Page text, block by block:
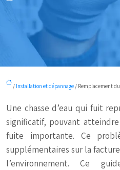
/ Installation et dépannage / Remplacement
Une chasse d’eau qui fuit
significatif, pouvant
fuite importante. Ce
supplémentaires sur la
l’environnement. Ce